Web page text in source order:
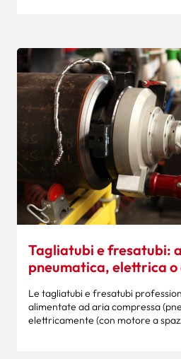
Tagliatubi e fresatubi:
pneumatica, elettrica
Le tagliatubi e fresatubi
alimentate ad aria compressa
elettricamente (con motore a